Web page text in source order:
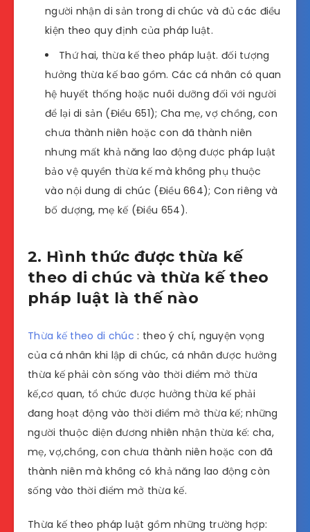
người nhận di sản trong di chúc và đủ các điều
kiện theo quy định của pháp luật.
Thứ hai, thừa kế theo pháp luật. đối tượng
hưởng thừa kế bao gồm. Các cá nhân có quan
hệ huyết thống hoặc nuôi dưỡng đối với người
để lại di sản (Điều 651); Cha mẹ, vợ chồng, con
chưa thành niên hoặc con đã thành niên
nhưng mất khả năng lao động được pháp luật
bảo vệ quyền thừa kế mà không phụ thuộc
vào nội dung di chúc (Điều 664); Con riêng và
bố dượng, mẹ kế (Điều 654).
2. Hình thức được thừa kế
theo di chúc và thừa kế theo
pháp luật là thế nào
Thừa kế theo di chúc : theo ý chí, nguyện vọng
của cá nhân khi lập di chúc, cá nhân được hưởng
thừa kế phải còn sống vào thời điểm mở thừa
kế,cơ quan, tổ chức được hưởng thừa kế phải
đang hoạt động vào thời điểm mở thừa kế; những
người thuộc diện đương nhiên nhận thừa kế: cha,
mẹ, vợ,chồng, con chưa thành niên hoặc con đã
thành niên mà không có khả năng lao động còn
sống vào thời điểm mở thừa kế.
Thừa kế theo pháp luật gồm những trường hợp: